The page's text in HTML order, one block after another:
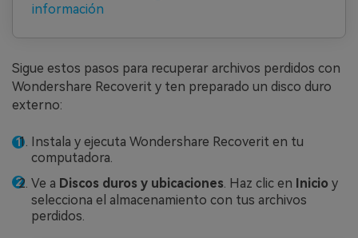
información
Sigue estos pasos para recuperar archivos perdidos con
Wondershare Recoverit y ten preparado un disco duro
externo:
Instala y ejecuta Wondershare Recoverit en tu
computadora.
Ve a Discos duros y ubicaciones. Haz clic en Inicio y
selecciona el almacenamiento con tus archivos
perdidos.